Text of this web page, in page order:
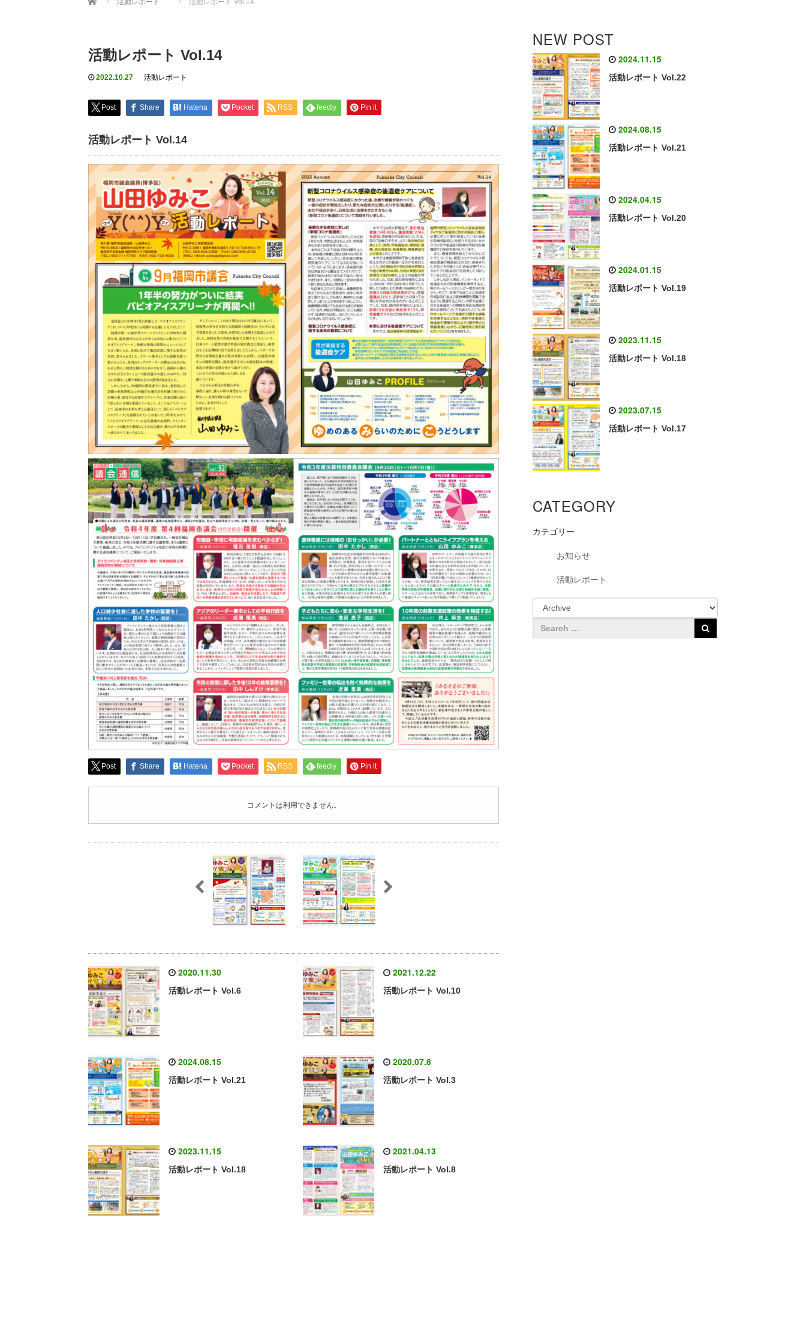
活動レポート 活動レポート Vol.14
活動レポート Vol.14
2022.10.27 活動レポート
Post Share Hatena Pocket RSS feedly Pin it
活動レポート Vol.14
Post Share Hatena Pocket RSS feedly Pin it
コメントは利用できません。
2020.11.30
活動レポート Vol.6
2021.12.22
活動レポート Vol.10
2024.08.15
活動レポート Vol.21
2020.07.8
活動レポート Vol.3
2023.11.15
活動レポート Vol.18
2021.04.13
活動レポート Vol.8
NEW POST
2024.11.15
活動レポート Vol.22
2024.08.15
活動レポート Vol.21
2024.04.15
活動レポート Vol.20
2024.01.15
活動レポート Vol.19
2023.11.15
活動レポート Vol.18
2023.07.15
活動レポート Vol.17
CATEGORY
カテゴリー
お知らせ
活動レポート